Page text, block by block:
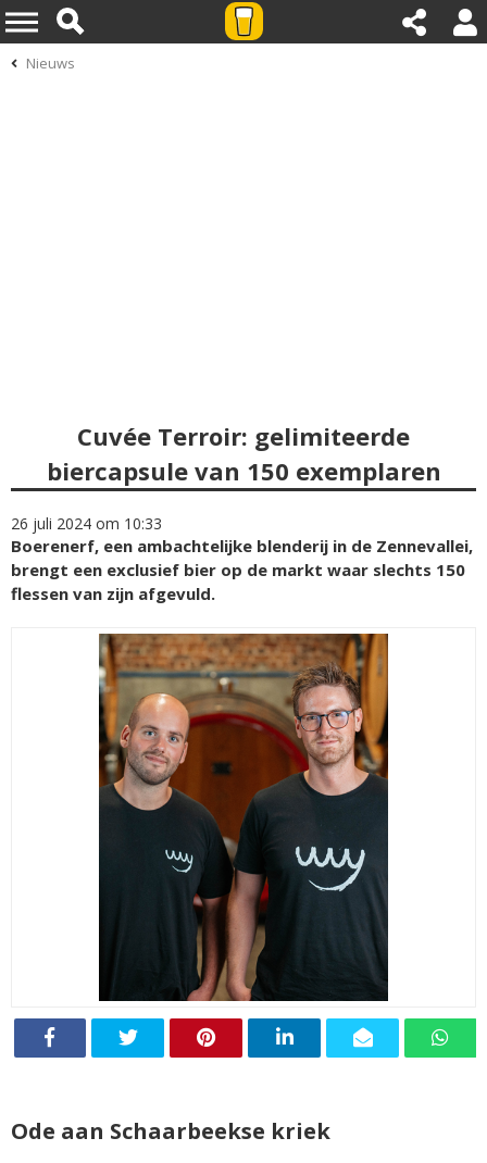
Nieuws
Cuvée Terroir: gelimiteerde
biercapsule van 150 exemplaren
26 juli 2024 om 10:33
Boerenerf, een ambachtelijke blenderij in de Zennevallei,
brengt een exclusief bier op de markt waar slechts 150
flessen van zijn afgevuld.
Ode aan Schaarbeekse kriek